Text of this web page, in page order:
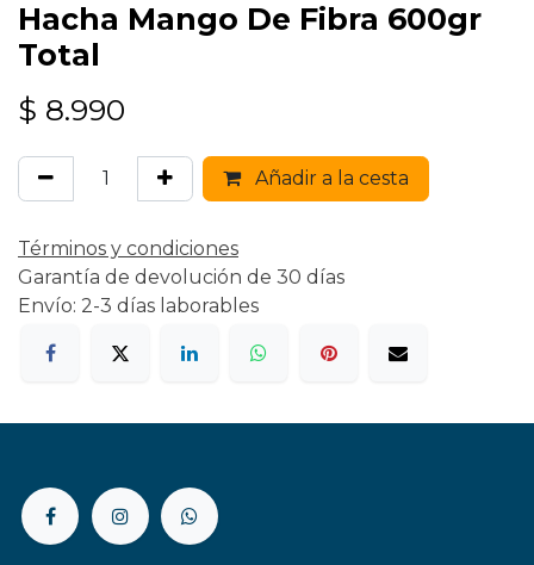
Hacha Mango De Fibra 600gr
Total
$ 8.990
Añadir a la cesta
Términos y condiciones
Garantía de devolución de 30 días
Envío: 2-3 días laborables